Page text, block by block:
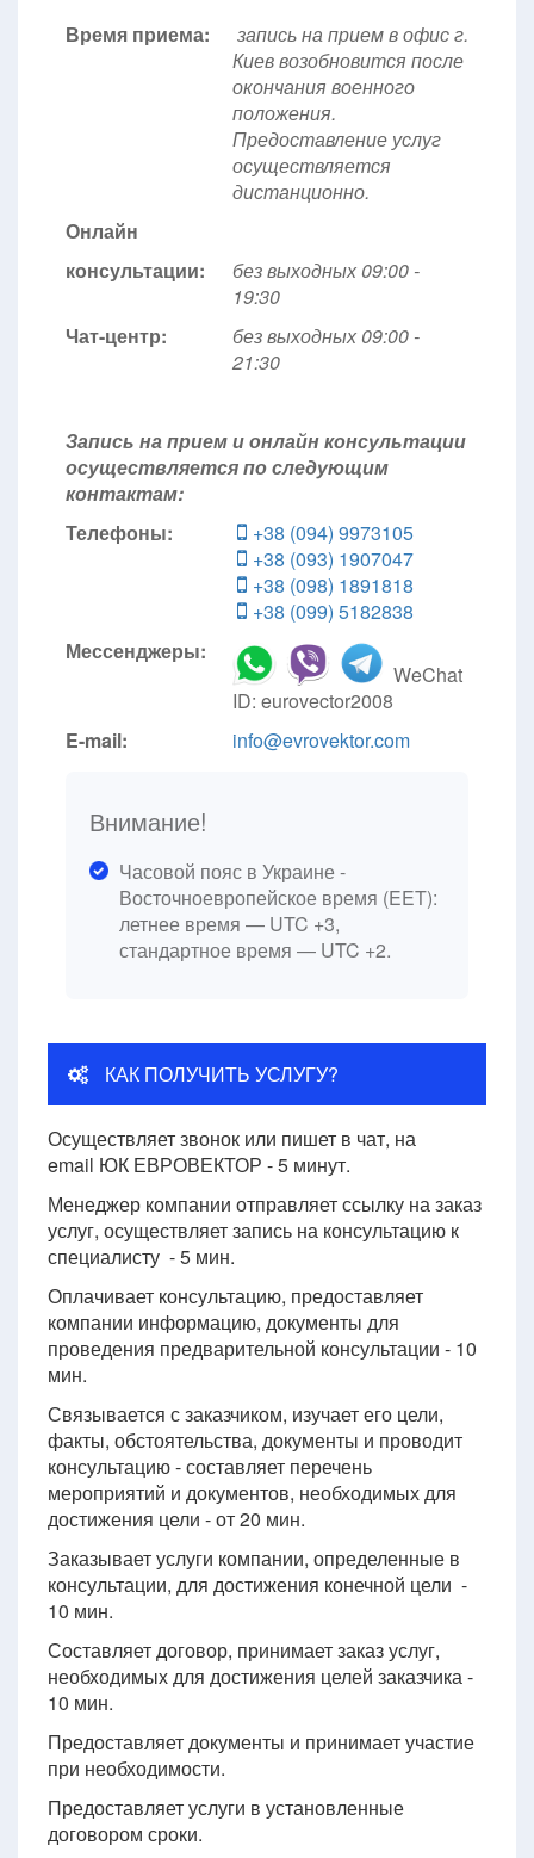
Время приема:
запись на прием в офис г.
Киев возобновится после
окончания военного
положения.
Предоставление услуг
осуществляется
дистанционно.
Онлайн
консультации:
без выходных 09:00 -
19:30
Чат-центр:
без выходных 09:00 -
21:30
Запись на прием и онлайн консультации
осуществляется по следующим
контактам:
Телефоны:
+38 (094) 9973105
+38 (093) 1907047
+38 (098) 1891818
+38 (099) 5182838
Мессенджеры:
WeChat
ID: eurovector2008
E-mail:
info@evrovektor.com
Внимание!
Часовой пояс в Украине -
Восточноевропейское время (EET):
летнее время — UTC +3,
стандартное время — UTC +2.
КАК ПОЛУЧИТЬ УСЛУГУ?
Осуществляет звонок или пишет в чат, на
email ЮК ЕВРОВЕКТОР - 5 минут.
Менеджер компании отправляет ссылку на заказ
услуг, осуществляет запись на консультацию к
специалисту - 5 мин.
Оплачивает консультацию, предоставляет
компании информацию, документы для
проведения предварительной консультации - 10
мин.
Связывается с заказчиком, изучает его цели,
факты, обстоятельства, документы и проводит
консультацию - составляет перечень
мероприятий и документов, необходимых для
достижения цели - от 20 мин.
Заказывает услуги компании, определенные в
консультации, для достижения конечной цели -
10 мин.
Составляет договор, принимает заказ услуг,
необходимых для достижения целей заказчика -
10 мин.
Предоставляет документы и принимает участие
при необходимости.
Предоставляет услуги в установленные
договором сроки.